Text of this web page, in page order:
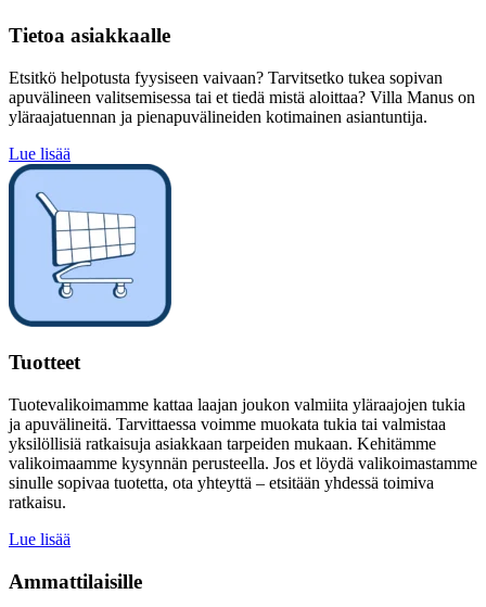
Tietoa asiakkaalle
Etsitkö helpotusta fyysiseen vaivaan? Tarvitsetko tukea sopivan
apuvälineen valitsemisessa tai et tiedä mistä aloittaa? Villa Manus on
yläraajatuennan ja pienapuvälineiden kotimainen asiantuntija.
Lue lisää
Tuotteet
Tuotevalikoimamme kattaa laajan joukon valmiita yläraajojen tukia
ja apuvälineitä. Tarvittaessa voimme muokata tukia tai valmistaa
yksilöllisiä ratkaisuja asiakkaan tarpeiden mukaan. Kehitämme
valikoimaamme kysynnän perusteella. Jos et löydä valikoimastamme
sinulle sopivaa tuotetta, ota yhteyttä – etsitään yhdessä toimiva
ratkaisu.
Lue lisää
Ammattilaisille